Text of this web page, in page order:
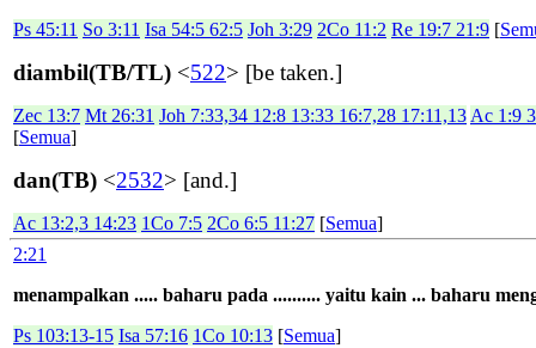
Ps 45:11 So 3:11 Isa 54:5 62:5 Joh 3:29 2Co 11:2 Re 19:7 21:9 [
diambil(TB/TL) <522> [be taken.]
Zec 13:7 Mt 26:31 Joh 7:33,34 12:8 13:33 16:7,28 17:11,13 Ac 1:9
[Semua]
dan(TB) <2532> [and.]
Ac 13:2,3 14:23 1Co 7:5 2Co 6:5 11:27 [Semua]
2:21
menampalkan ..... baharu pada .......... yaitu kain ... baharu
Ps 103:13-15 Isa 57:16 1Co 10:13 [Semua]